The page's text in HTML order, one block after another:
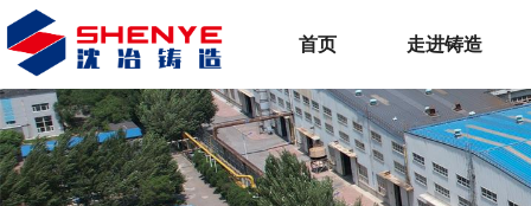
首页 走进铸造